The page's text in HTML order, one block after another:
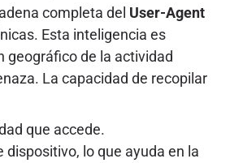
completa del User-Agent
Esta inteligencia es
geográfico de la actividad
La capacidad de recopilar
que accede.
lo que ayuda en la